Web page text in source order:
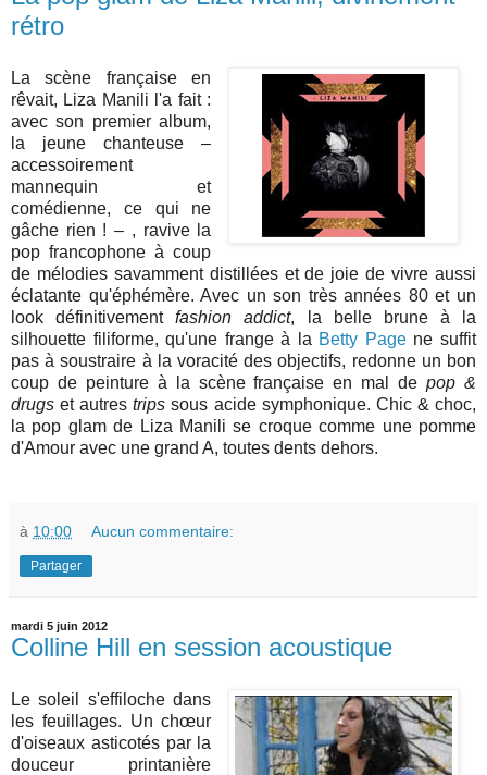
rétro
La scène française en
rêvait, Liza Manili l'a fait :
avec son premier album,
la jeune chanteuse –
accessoirement
mannequin et
comédienne, ce qui ne
gâche rien ! – , ravive la
pop francophone à coup
de mélodies savamment distillées et de joie de vivre aussi
éclatante qu'éphémère. Avec un son très années 80 et un
look définitivementfashion addict, la belle brune à la
silhouette filiforme, qu'une frange à la Betty Pagene suffit
pas à soustraire à la voracité des objectifs, redonne un bon
coup de peinture à la scène française en mal depop &
drugs et autrestrips sous acide symphonique. Chic & choc,
la pop glam de Liza Manili se croque comme une pomme
d'Amour avec une grand A, toutes dents dehors.
à 10:00 Aucun commentaire:
Partager
mardi 5 juin 2012
Colline Hill en session acoustique
Le soleil s'effiloche dans
les feuillages. Un chœur
d'oiseaux asticotés par la
douceur printanière